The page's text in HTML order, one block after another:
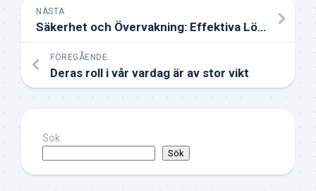
NÄSTA
Säkerhet och Övervakning: Effektiva Lösningar för Kameraövervakning
FÖREGÅENDE
Deras roll i vår vardag är av stor vikt
Sök
Sök